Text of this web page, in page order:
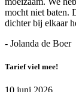
mocht niet baten.
dichter bij elkaar
- Jolanda de Boer
Tarief viel mee!